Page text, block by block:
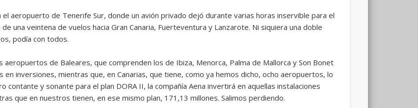
aeropuerto de Tenerife Sur, donde un avión privado dejó durante varias horas inservible para el
una veintena de vuelos hacia Gran Canaria, Fuerteventura y Lanzarote. Ni siquiera una doble
podía con todos.
aeropuertos de Baleares, que comprenden los de Ibiza, Menorca, Palma de Mallorca y Son Bonet
inversiones, mientras que, en Canarias, que tiene, como ya hemos dicho, ocho aeropuertos, lo
contante y sonante para el plan DORA II, la compañía Aena invertirá en aquellas instalaciones
que en nuestros tienen, en ese mismo plan, 171,13 millones. Salimos perdiendo.